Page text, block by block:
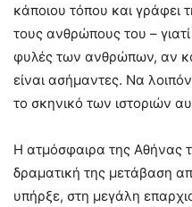
κάποιου τόπου και γράφει
τους ανθρώπους του –
φυλές των ανθρώπων, αν
είναι ασήμαντες. Να
το σκηνικό των ιστοριών
Η ατμόσφαιρα της Αθήνας
δραματική της μετάβαση
υπήρξε, στη μεγάλη